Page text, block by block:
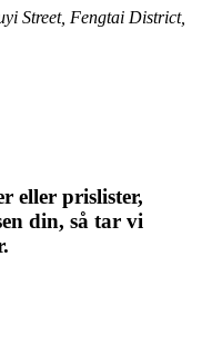
Street, Fengtai District,
eller prislister,
din, så tar vi